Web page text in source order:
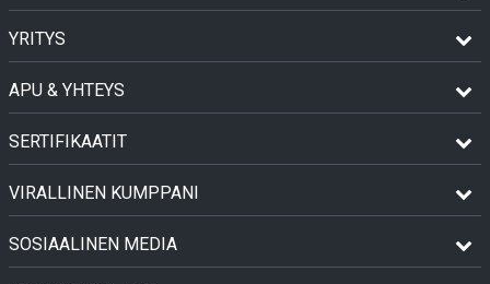
YRITYS
APU & YHTEYS
SERTIFIKAATIT
VIRALLINEN KUMPPANI
SOSIAALINEN MEDIA